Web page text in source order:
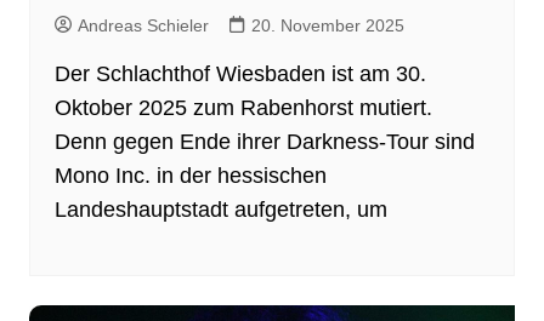
Andreas Schieler 20. November 2025
Der Schlachthof Wiesbaden ist am 30.
Oktober 2025 zum Rabenhorst mutiert.
Denn gegen Ende ihrer Darkness-Tour sind
Mono Inc. in der hessischen
Landeshauptstadt aufgetreten, um